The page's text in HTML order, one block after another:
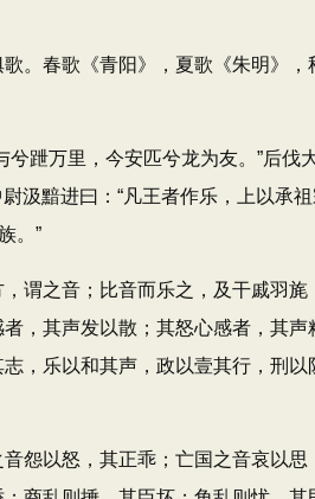
春歌《青阳》，夏歌《朱明》，
跇万里，今安匹兮龙为友。”后伐
汲黯进曰：“凡王者作乐，上以承
。”
之音；比音而乐之，及干戚羽旄
，其声发以散；其怒心感者，其声
，乐以和其声，政以壹其行，刑
以怒，其正乖；亡国之音哀以思